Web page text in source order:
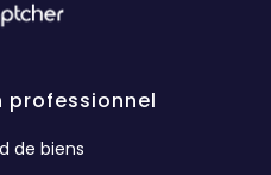
professionnel
de biens